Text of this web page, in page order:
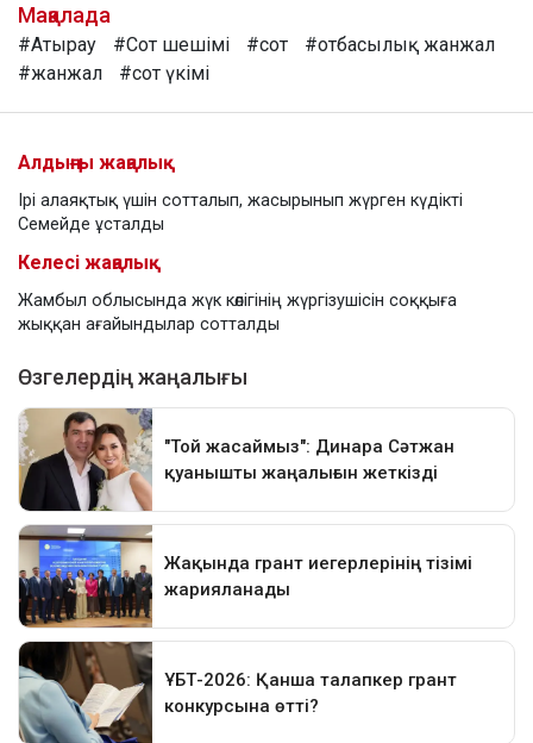
Мақалада
#Атырау #Сот шешімі #сот
#отбасылық жанжал
#жанжал
#сот үкімі
Алдыңғы жаңалық
Ірі алаяқтық үшін сотталып, жасырынып жүрген күдікті
Семейде ұсталды
Келесі жаңалық
Жамбыл облысында жүк көлігінің жүргізушісін соққыға
жыққан ағайындылар сотталды